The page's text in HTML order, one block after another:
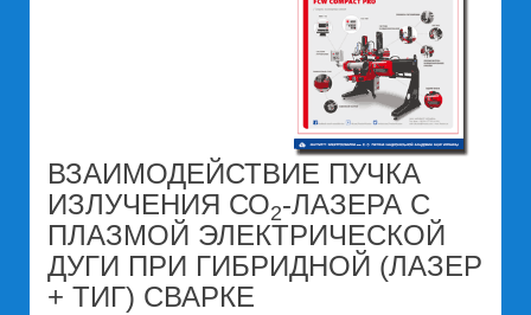
ВЗАИМОДЕЙСТВИЕ ПУЧКА
ИЗЛУЧЕНИЯ СО2-ЛАЗЕРА С
ПЛАЗМОЙ ЭЛЕКТРИЧЕСКОЙ
ДУГИ ПРИ ГИБРИДНОЙ (ЛАЗЕР
+ ТИГ) СВАРКЕ